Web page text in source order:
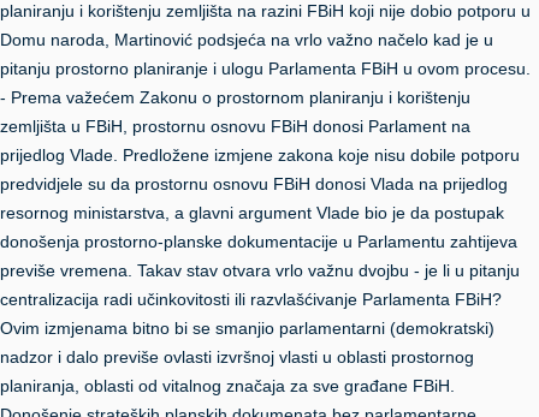
planiranju i korištenju zemljišta na razini FBiH koji nije dobio potporu u
Domu naroda, Martinović podsjeća na vrlo važno načelo kad je u
pitanju prostorno planiranje i ulogu Parlamenta FBiH u ovom procesu.
- Prema važećem Zakonu o prostornom planiranju i korištenju
zemljišta u FBiH, prostornu osnovu FBiH donosi Parlament na
prijedlog Vlade. Predložene izmjene zakona koje nisu dobile potporu
predvidjele su da prostornu osnovu FBiH donosi Vlada na prijedlog
resornog ministarstva, a glavni argument Vlade bio je da postupak
donošenja prostorno-planske dokumentacije u Parlamentu zahtijeva
previše vremena. Takav stav otvara vrlo važnu dvojbu - je li u pitanju
centralizacija radi učinkovitosti ili razvlašćivanje Parlamenta FBiH?
Ovim izmjenama bitno bi se smanjio parlamentarni (demokratski)
nadzor i dalo previše ovlasti izvršnoj vlasti u oblasti prostornog
planiranja, oblasti od vitalnog značaja za sve građane FBiH.